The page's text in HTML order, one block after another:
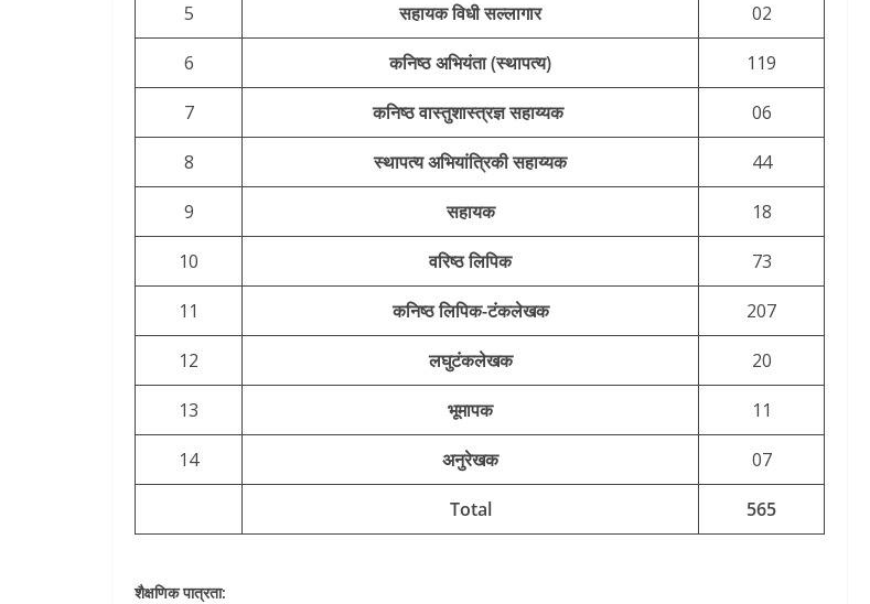
5 सहायक विधी सल्लागार 02
6 कनिष्ठ अभियंता (स्थापत्य) 119
7 कनिष्ठ वास्तुशास्त्रज्ञ सहाय्यक 06
8 स्थापत्य अभियांत्रिकी सहाय्यक 44
9 सहायक 18
10 वरिष्ठ लिपिक 73
11 कनिष्ठ लिपिक-टंकलेखक 207
12 लघुटंकलेखक 20
13 भूमापक 11
14 अनुरेखक 07
Total 565
शैक्षणिक पात्रता: